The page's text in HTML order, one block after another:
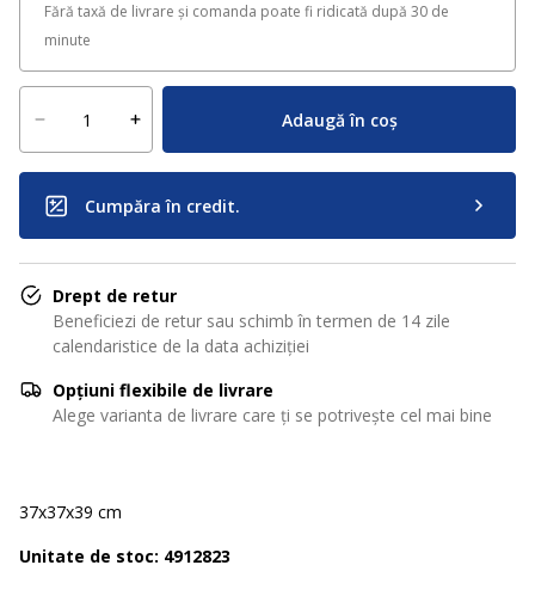
Fără taxă de livrare și comanda poate fi ridicată după 30 de
minute
Adaugă în coș
Cumpăra în credit.
Drept de retur
Beneficiezi de retur sau schimb în termen de 14 zile
calendaristice de la data achiziției
Opțiuni flexibile de livrare
Alege varianta de livrare care ți se potrivește cel mai bine
37x37x39 cm
Unitate de stoc: 4912823